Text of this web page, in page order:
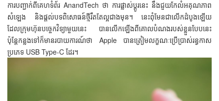
ការបញ្ជាក់ពីគេហទំព័រ AnandTech ថា ការផ្លាស់ប្ដូរនេះ នឹងជួយកែលំអគុណភាព
សំឡេង និងផ្ដល់បទពិសោធន៍ថ្មីរឹតតែល្អជាងមុន។ នេះពុំមែនជាលើកដំបូងឡើយ
ដែលក្រុមហ៊ុនបច្ចេកវិទ្យាមួយនេះ បានលើកឡើងពីគោលបំណងរបស់ខ្លួនបែបនេះ
ប៉ុន្តែកន្លងទៅក៏មានរបាយការណ៍ថា Apple បានត្រៀមលក្ខណៈប្រើប្រាស់រន្ធកាស
ប្រភេទ USB Type-C ដែរ។